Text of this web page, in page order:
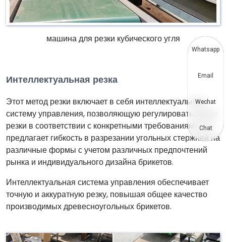
машина для резки кубического угля
Интеллектуальная резка
Этот метод резки включает в себя интеллектуальную
систему управления, позволяющую регулировать длину
резки в соответствии с конкретными требованиями. Он
предлагает гибкость в разрезании угольных стержней на
различные формы с учетом различных предпочтений
рынка и индивидуального дизайна брикетов.
Интеллектуальная система управления обеспечивает
точную и аккуратную резку, повышая общее качество
производимых древесноугольных брикетов.
Whatsapp
Email
Wechat
Chat